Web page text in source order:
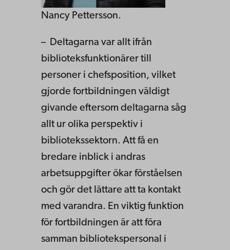
Nancy Pettersson.
– Deltagarna var allt ifrån
biblioteksfunktionärer till
personer i chefsposition, vilket
gjorde fortbildningen väldigt
givande eftersom deltagarna såg
allt ur olika perspektiv i
bibliotekssektorn. Att få en
bredare inblick i andras
arbetsuppgifter ökar förståelsen
och gör det lättare att ta kontakt
med varandra. En viktig funktion
för fortbildningen är att föra
samman bibliotekspersonal i